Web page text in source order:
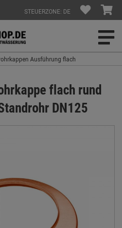
STEUERZONE: DE
Ausführung flach
flach rund
DN125